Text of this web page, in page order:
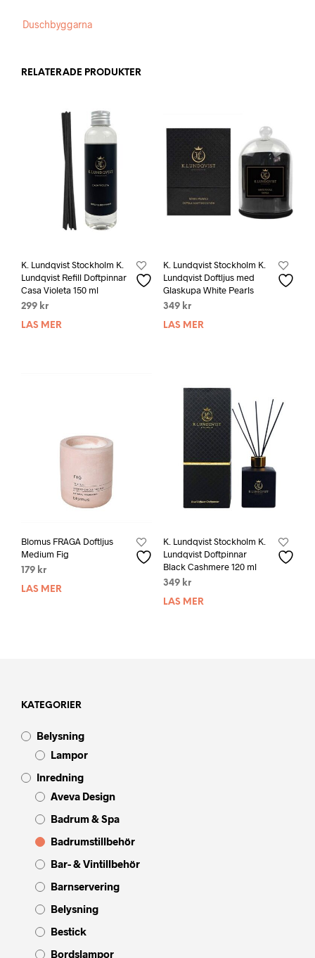
Duschbyggarna
RELATERADE PRODUKTER
K. Lundqvist Stockholm K.
Lundqvist Refill Doftpinnar
Casa Violeta 150 ml
299 kr
LÄS MER
K. Lundqvist Stockholm K.
Lundqvist Doftljus med
Glaskupa White Pearls
349 kr
LÄS MER
Blomus FRAGA Doftljus
Medium Fig
179 kr
LÄS MER
K. Lundqvist Stockholm K.
Lundqvist Doftpinnar
Black Cashmere 120 ml
349 kr
LÄS MER
KATEGORIER
Belysning
Lampor
Inredning
Aveva Design
Badrum & Spa
Badrumstillbehör
Bar- & Vintillbehör
Barnservering
Belysning
Bestick
Bordslampor